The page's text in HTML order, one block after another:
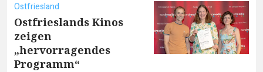
Ostfriesland
Ostfrieslands Kinos
zeigen
„hervorragendes
Programm“